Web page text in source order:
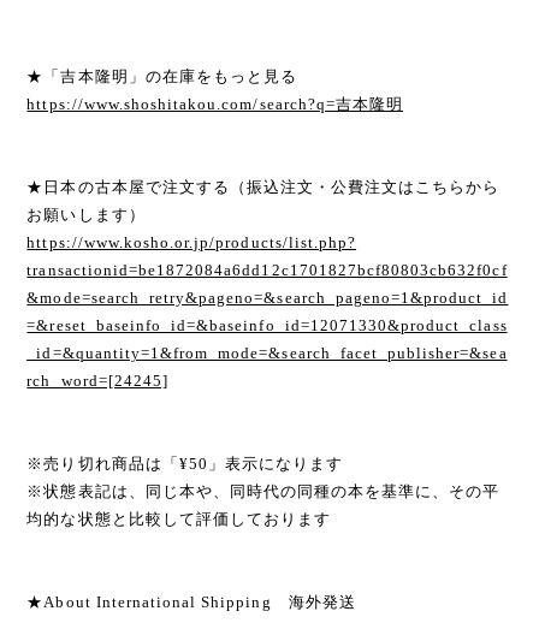
★「吉本隆明」の在庫をもっと見る
https://www.shoshitakou.com/search?q=吉本隆明
★日本の古本屋で注文する（振込注文・公費注文はこちらから
お願いします）
https://www.kosho.or.jp/products/list.php?
transactionid=be1872084a6dd12c1701827bcf80803cb632f0cf
&mode=search_retry&pageno=&search_pageno=1&product_id
=&reset_baseinfo_id=&baseinfo_id=12071330&product_class
_id=&quantity=1&from_mode=&search_facet_publisher=&sea
rch_word=[24245]
※売り切れ商品は「¥50」表示になります
※状態表記は、同じ本や、同時代の同種の本を基準に、その平
均的な状態と比較して評価しております
★About International Shipping 海外発送